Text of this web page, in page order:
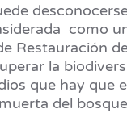
como
Restauración
la
que hay que
del